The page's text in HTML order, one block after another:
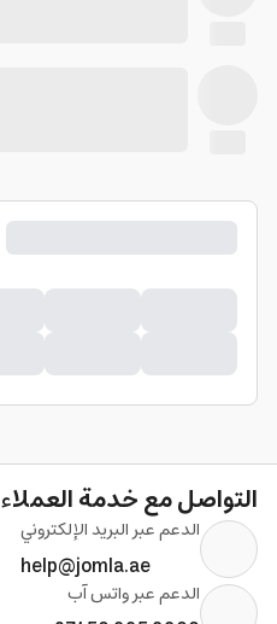
التواصل مع خدمة العملاء
الدعم عبر البريد الإلكتروني
help@jomla.ae
الدعم عبر واتس آب